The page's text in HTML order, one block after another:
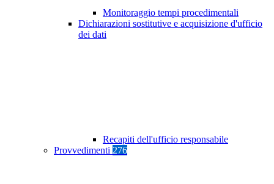
Monitoraggio tempi procedimentali
Dichiarazioni sostitutive e acquisizione d'ufficio
dei dati
Recapiti dell'ufficio responsabile
Provvedimenti 276